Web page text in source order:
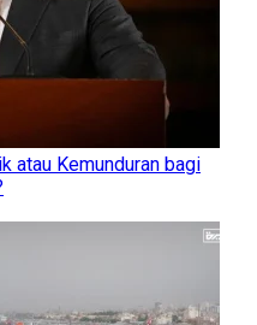
atau Kemunduran bagi